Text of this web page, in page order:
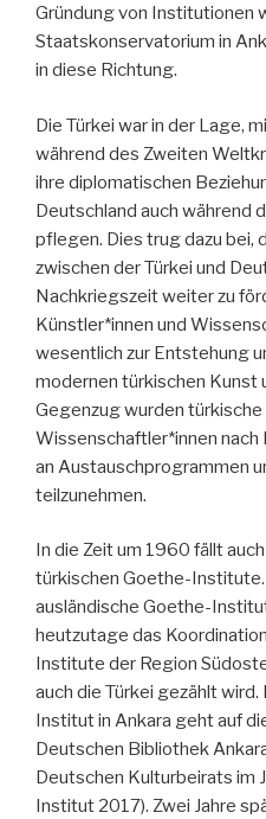
Gründung von Institutionen
Staatskonservatorium in
in diese Richtung.
Die Türkei war in der Lage,
während des Zweiten
ihre diplomatischen
Deutschland auch während
pflegen. Dies trug dazu bei,
zwischen der Türkei und
Nachkriegszeit weiter zu
Künstler*innen und
wesentlich zur Entstehung
modernen türkischen Kunst
Gegenzug wurden
Wissenschaftler*innen nach
an Austauschprogrammen
teilzunehmen.
In die Zeit um 1960 fällt
türkischen Goethe-
ausländische Goethe-
heutzutage das
Institute der Region
auch die Türkei gezählt
Institut in Ankara geht auf
Deutschen Bibliothek
Deutschen Kulturbeirats im
Institut 2017). Zwei Jahre